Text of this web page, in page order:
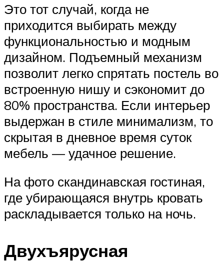
Это тот случай, когда не
приходится выбирать между
функциональностью и модным
дизайном. Подъемный механизм
позволит легко спрятать постель во
встроенную нишу и сэкономит до
80% пространства. Если интерьер
выдержан в стиле минимализм, то
скрытая в дневное время суток
мебель — удачное решение.
На фото скандинавская гостиная,
где убирающаяся внутрь кровать
раскладывается только на ночь.
Двухъярусная